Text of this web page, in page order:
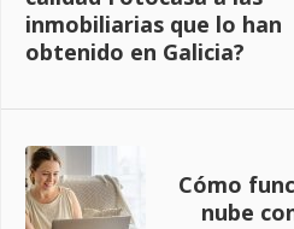
inmobiliarias que lo han
obtenido en Galicia?
Cómo
nube